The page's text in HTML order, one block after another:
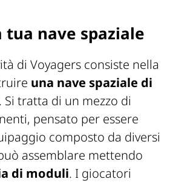
tua nave spaziale
di Voyagers consiste nella
una nave spaziale di
. Si tratta di un mezzo di
pensato per essere
composto da diversi
assemblare mettendo
di moduli. I giocatori